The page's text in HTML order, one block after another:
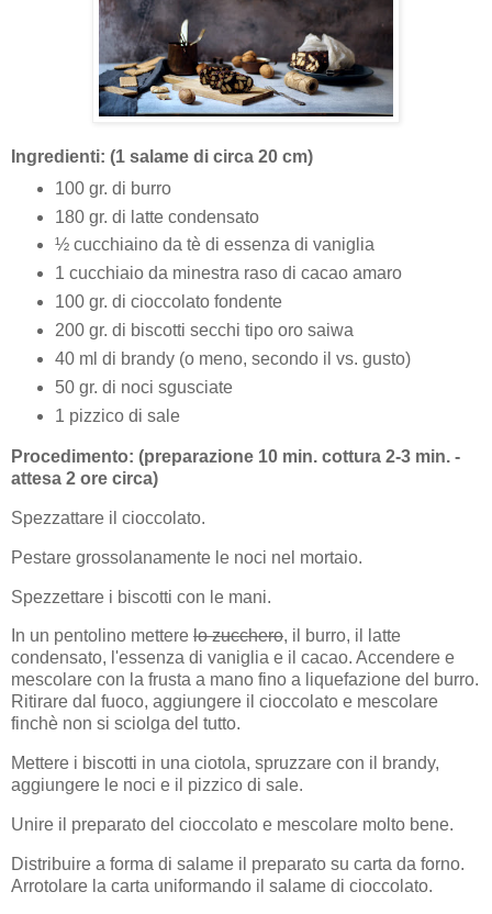
Ingredienti: (1 salame di circa 20 cm)
100 gr. di burro
180 gr. di latte condensato
½ cucchiaino da tè di essenza di vaniglia
1 cucchiaio da minestra raso di cacao amaro
100 gr. di cioccolato fondente
200 gr. di biscotti secchi tipo oro saiwa
40 ml di brandy (o meno, secondo il vs. gusto)
50 gr. di noci sgusciate
1 pizzico di sale
Procedimento: (preparazione 10 min. cottura 2-3 min. -
attesa 2 ore circa)
Spezzattare il cioccolato.
Pestare grossolanamente le noci nel mortaio.
Spezzettare i biscotti con le mani.
In un pentolino mettere lo zucchero, il burro, il latte
condensato, l'essenza di vaniglia e il cacao. Accendere e
mescolare con la frusta a mano fino a liquefazione del burro.
Ritirare dal fuoco, aggiungere il cioccolato e mescolare
finchè non si sciolga del tutto.
Mettere i biscotti in una ciotola, spruzzare con il brandy,
aggiungere le noci e il pizzico di sale.
Unire il preparato del cioccolato e mescolare molto bene.
Distribuire a forma di salame il preparato su carta da forno.
Arrotolare la carta uniformando il salame di cioccolato.